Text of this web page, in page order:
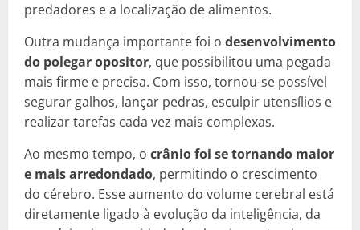
predadores e a localização de alimentos.
Outra mudança importante foi o desenvolvimento
do polegar opositor, que possibilitou uma pegada
mais firme e precisa. Com isso, tornou-se possível
segurar galhos, lançar pedras, esculpir utensílios e
realizar tarefas cada vez mais complexas.
Ao mesmo tempo, o crânio foi se tornando maior
e mais arredondado, permitindo o crescimento
do cérebro. Esse aumento do volume cerebral está
diretamente ligado à evolução da inteligência, da